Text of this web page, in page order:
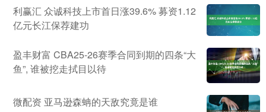
利赢汇 众诚科技上市首日涨39.6% 募资1.12
亿元长江保荐建功
盈丰财富 CBA25-26赛季合同到期的四条“大
鱼”, 谁被挖走拭目以待
微配资 亚马逊森蚺的天敌究竟是谁